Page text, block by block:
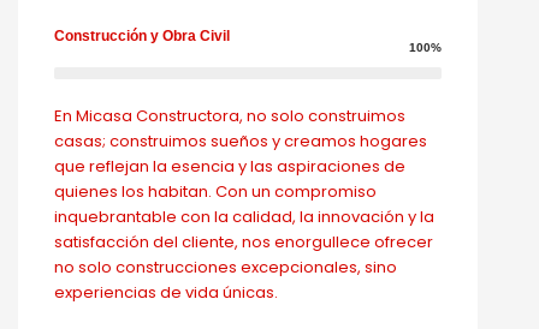
Construcción y Obra Civil
100%
En Micasa Constructora, no solo construimos
casas; construimos sueños y creamos hogares
que reflejan la esencia y las aspiraciones de
quienes los habitan. Con un compromiso
inquebrantable con la calidad, la innovación y la
satisfacción del cliente, nos enorgullece ofrecer
no solo construcciones excepcionales, sino
experiencias de vida únicas.